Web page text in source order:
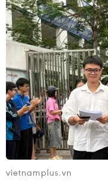
kiến sẽ tiếp bước tập
việc niêm yết tại
vietnamplus.vn